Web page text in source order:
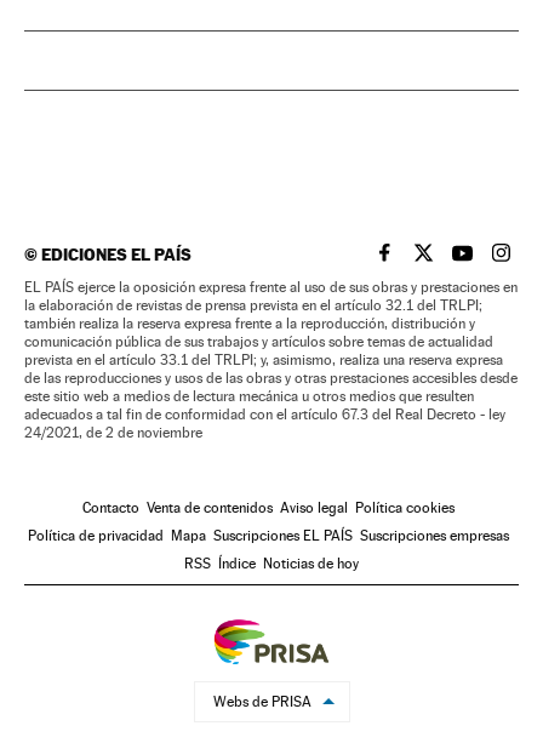
©EDICIONES EL PAÍS EL PAÍS BRASIL EN
EL PAÍSEL PAÍS
EL
EL PAÍS ejerce la oposición expresa frente al uso de sus obras y prestaciones en
la elaboración de revistas de prensa prevista en el artículo 32.1 del TRLPI;
también realiza la reserva expresa frente a la reproducción, distribución y
comunicación pública de sus trabajos y artículos sobre temas de actualidad
prevista en el artículo 33.1 del TRLPI; y, asimismo, realiza una reserva expresa
de las reproducciones y usos de las obras y otras prestaciones accesibles desde
este sitio web a medios de lectura mecánica u otros medios que resulten
adecuados a tal fin de conformidad con el artículo 67.3 del Real Decreto - ley
24/2021, de 2 de noviembre
Contacto Venta de contenidos Aviso legal
Política cookies
Política de privacidad
Mapa Suscripciones EL PAÍS Suscripciones empresas
RSS
Índice Noticias de hoy
Webs de PRISA